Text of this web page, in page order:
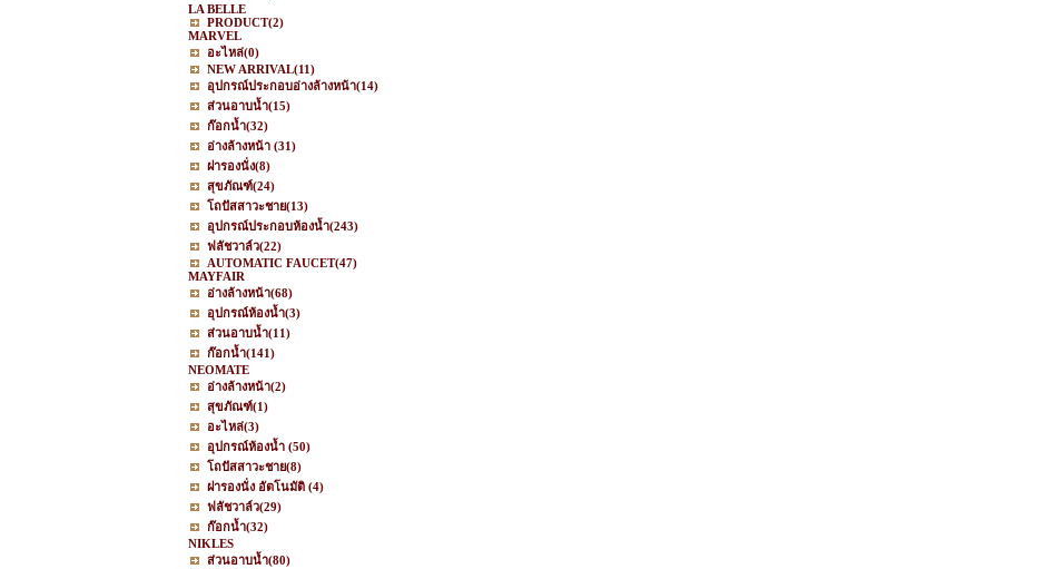
LA BELLE
PRODUCT(2)
MARVEL
อะไหล่(0)
NEW ARRIVAL(11)
อุปกรณ์ประกอบอ่างล้างหน้า(14)
ส่วนอาบน้ำ(15)
ก๊อกน้ำ(32)
อ่างล้างหน้า (31)
ฝารองนั่ง(8)
สุขภัณฑ์(24)
โถปัสสาวะชาย(13)
อุปกรณ์ประกอบห้องน้ำ(243)
ฟลัชวาล์ว(22)
AUTOMATIC FAUCET(47)
MAYFAIR
อ่างล้างหน้า(68)
อุปกรณ์ห้องน้ำ(3)
ส่วนอาบน้ำ(11)
ก๊อกน้ำ(141)
NEOMATE
อ่างล้างหน้า(2)
สุขภัณฑ์(1)
อะไหล่(3)
อุปกรณ์ห้องน้ำ (50)
โถปัสสาวะชาย(8)
ฝารองนั่ง อัตโนมัติ (4)
ฟลัชวาล์ว(29)
ก๊อกน้ำ(32)
NIKLES
ส่วนอาบน้ำ(80)